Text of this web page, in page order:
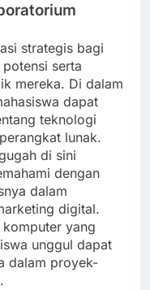
strategis bagi
serta
mereka. Di dalam
dapat
teknologi
lunak.
di sini
dengan
dalam
digital.
komputer yang
unggul dapat
dalam proyek-